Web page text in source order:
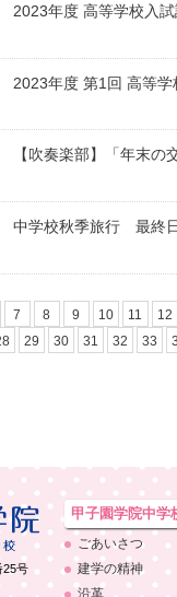
2023年度 高等学校入
2023年度 第1回 高等学
【吹奏楽部】「年末の
中学校秋季旅行 最終
7 8 9 10 11 12
29 30 31 32 33
25号
甲子園学院中学
ごあいさつ
建学の精神
沿革